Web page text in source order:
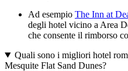
Ad esempio The Inn at
degli hotel vicino a Area
che consente il rimborso
Quali sono i migliori hotel
Mesquite Flat Sand Dunes?